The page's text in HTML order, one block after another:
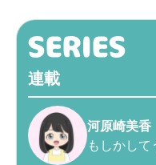
連載
河原崎美香
もしかし